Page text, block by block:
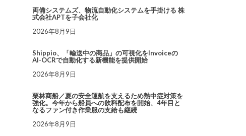
両備システムズ、物流自動化システムを手掛ける 株
式会社APTを子会社化
2026年8月9日
Shippio、「輸送中の商品」の可視化をInvoiceの
AI-OCRで自動化する新機能を提供開始
2026年8月9日
栗林商船／夏の安全運航を支えるため熱中症対策を
強化。今年から船員への飲料配布を開始、4年目と
なるファン付き作業服の支給も継続
2026年8月9日